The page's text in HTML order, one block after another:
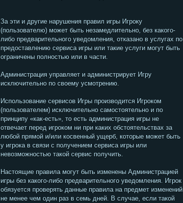
За эти и другие нарушения правил игры Игроку
(пользователю) может быть незамедлительно, без какого-
либо предварительного уведомления, отказано в услугах по
предоставлению сервиса игры или такие услуги могут быть
ограничены полностью или в части.
Администрация управляет и администрирует Игру
исключительно по своему усмотрению.
Использование сервисов Игры производится Игроком
(пользователем) исключительно самостоятельно и по
принципу «как-есть», то есть администрация игры не
отвечает перед игроком ни при каких обстоятельствах за
любой прямой и/или косвенный ущерб, которые может быть
у игрока в связи с получением сервиса игры или
невозможностью такой сервис получить.
Настоящие правила могут быть изменены Администрацией
игры без какого-либо предварительного уведомления. Игрок
обязуется проверять данные правила на предмет изменений
не менее чем один раз в семь дней. В случае, если такой